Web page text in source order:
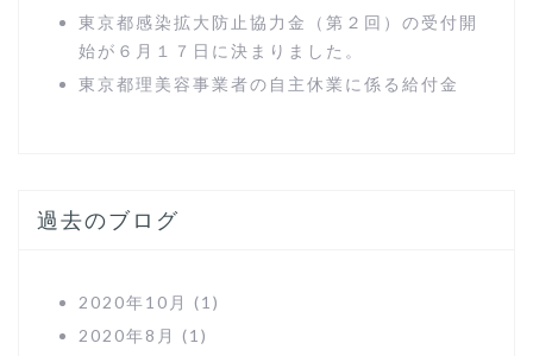
東京都感染拡大防止協力金（第２回）の受付開
始が６月１７日に決まりました。
東京都理美容事業者の自主休業に係る給付金
過去のブログ
2020年10月
(1)
2020年8月
(1)